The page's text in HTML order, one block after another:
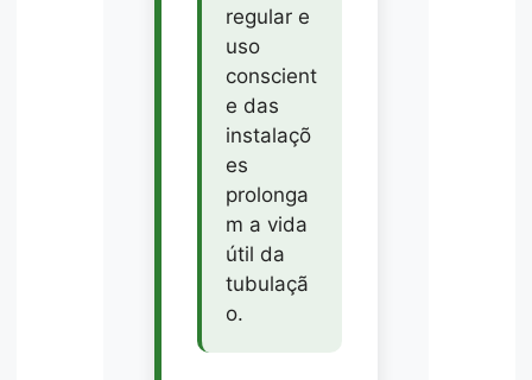
regular e
uso
conscient
e das
instalaçõ
es
prolonga
m a vida
útil da
tubulaçã
o.